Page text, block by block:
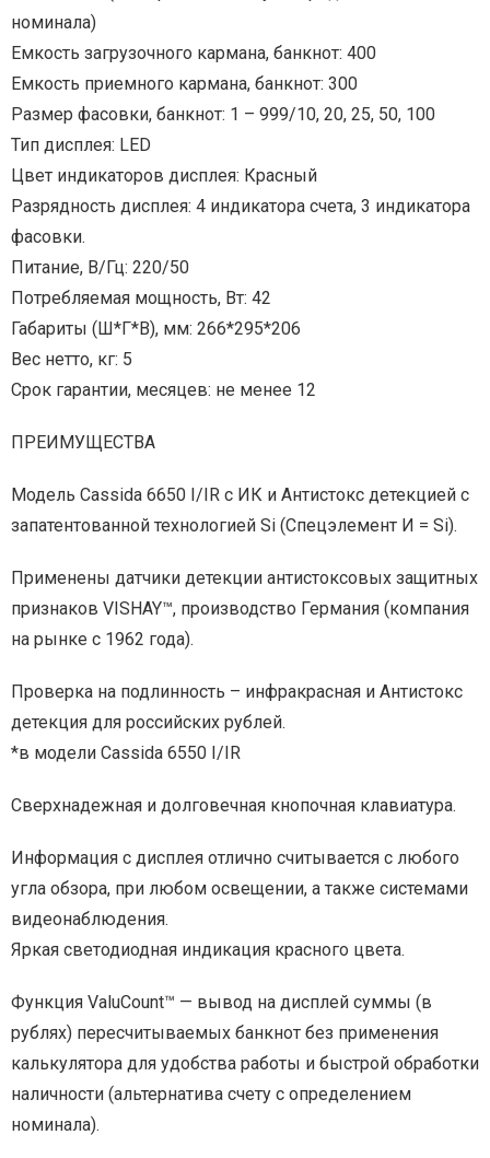
номинала)
Емкость загрузочного кармана, банкнот: 400
Емкость приемного кармана, банкнот: 300
Размер фасовки, банкнот: 1 – 999/10, 20, 25, 50, 100
Тип дисплея: LED
Цвет индикаторов дисплея: Красный
Разрядность дисплея: 4 индикатора счета, 3 индикатора
фасовки.
Питание, В/Гц: 220/50
Потребляемая мощность, Вт: 42
Габариты (Ш*Г*В), мм: 266*295*206
Вес нетто, кг: 5
Срок гарантии, месяцев: не менее 12
ПРЕИМУЩЕСТВА
Модель Cassida 6650 I/IR с ИК и Антистокс детекцией с
запатентованной технологией Si (Спецэлемент И = Si).
Применены датчики детекции антистоксовых защитных
признаков VISHAY™, производство Германия (компания
на рынке с 1962 года).
Проверка на подлинность – инфракрасная и Антистокс
детекция для российских рублей.
*в модели Cassida 6550 I/IR
Сверхнадежная и долговечная кнопочная клавиатура.
Информация с дисплея отлично считывается с любого
угла обзора, при любом освещении, а также системами
видеонаблюдения.
Яркая светодиодная индикация красного цвета.
Функция ValuCount™ — вывод на дисплей суммы (в
рублях) пересчитываемых банкнот без применения
калькулятора для удобства работы и быстрой обработки
наличности (альтернатива счету с определением
номинала).